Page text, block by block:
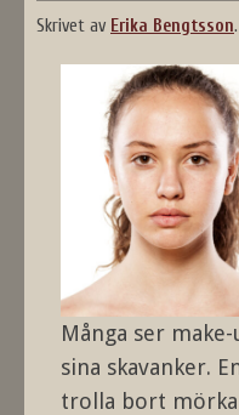
Skrivet av Erika Bengtsson.
Många ser
sina skavanker.
trolla bort